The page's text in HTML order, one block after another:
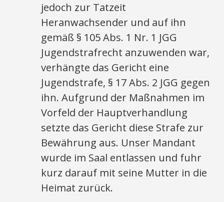
jedoch zur Tatzeit
Heranwachsender und auf ihn
gemäß § 105 Abs. 1 Nr. 1 JGG
Jugendstrafrecht anzuwenden war,
verhängte das Gericht eine
Jugendstrafe, § 17 Abs. 2 JGG gegen
ihn. Aufgrund der Maßnahmen im
Vorfeld der Hauptverhandlung
setzte das Gericht diese Strafe zur
Bewährung aus. Unser Mandant
wurde im Saal entlassen und fuhr
kurz darauf mit seine Mutter in die
Heimat zurück.